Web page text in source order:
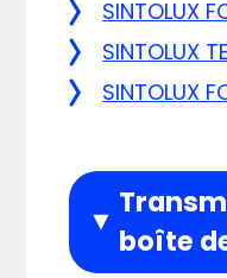
SINTOLUX
SINTOLUX
SINTOLUX
boîte